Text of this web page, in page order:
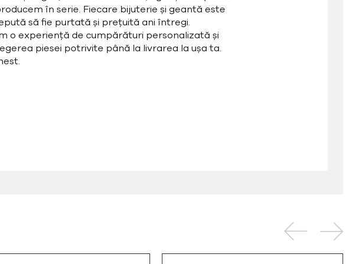
în serie. Fiecare bijuterie și geantă este
să fie purtată și prețuită ani întregi.
o experiență de cumpărături personalizată și
piesei potrivite până la livrarea la ușa ta.